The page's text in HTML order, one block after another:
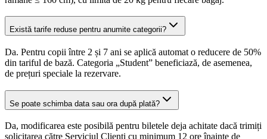
Există tarife reduse pentru anumite categorii?
Da. Pentru copii între 2 și 7 ani se aplică automat o reducere de 50%
din tariful de bază. Categoria „Student” beneficiază, de asemenea,
de prețuri speciale la rezervare.
Se poate schimba data sau ora după plată?
Da, modificarea este posibilă pentru biletele deja achitate dacă trimiți
solicitarea către Serviciul Clienți cu minimum 12 ore înainte de